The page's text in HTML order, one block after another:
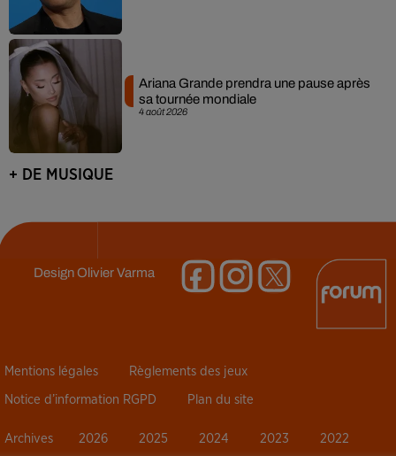
4 août 2026
Ariana Grande prendra une pause après
sa tournée mondiale
+ DE MUSIQUE
DesignOlivier Varma
Mentions légales Règlements des jeux
Notice d’information RGPD Plan du site
Archives 2026 2025 2024 2023 2022